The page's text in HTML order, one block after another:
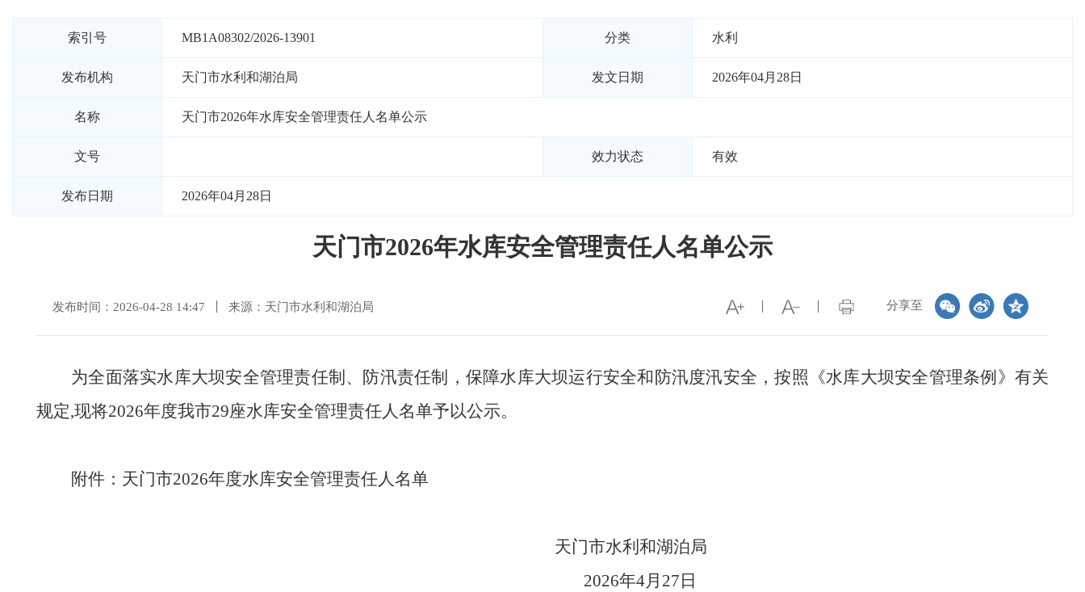
索引号 MB1A08302/2026-13901 分类 水利
发布机构 天门市水利和湖泊局 发文日期 2026年04月28日
名称 天门市2026年水库安全管理责任人名单公示
文号 效力状态 有效
发布日期 2026年04月28日
天门市2026年水库安全管理责任人名单公示
分享至
发布时间：2026-04-28 14:47 来源：天门市水利和湖泊局
为全面落实水库大坝安全管理责任制、防汛责任制，保障水库大坝运行安全和防汛度汛安全，按照《水库大坝安全管理条例》有关
规定,现将2026年度我市29座水库安全管理责任人名单予以公示。
附件：天门市2026年度水库安全管理责任人名单
天门市水利和湖泊局
2026年4月 27 日